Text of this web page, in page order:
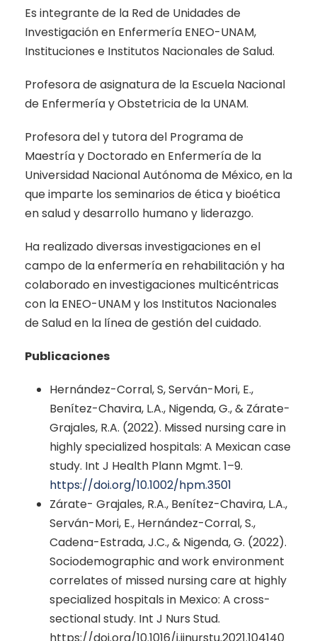
Es integrante de la Red de Unidades de
Investigación en Enfermería ENEO-UNAM,
Instituciones e Institutos Nacionales de Salud.
Profesora de asignatura de la Escuela Nacional
de Enfermería y Obstetricia de la UNAM.
Profesora del y tutora del Programa de
Maestría y Doctorado en Enfermería de la
Universidad Nacional Autónoma de México, en la
que imparte los seminarios de ética y bioética
en salud y desarrollo humano y liderazgo.
Ha realizado diversas investigaciones en el
campo de la enfermería en rehabilitación y ha
colaborado en investigaciones multicéntricas
con la ENEO-UNAM y los Institutos Nacionales
de Salud en la línea de gestión del cuidado.
Publicaciones
Hernández-Corral, S, Serván-Mori, E.,
Benítez-Chavira, L.A., Nigenda, G., & Zárate-
Grajales, R.A. (2022). Missed nursing care in
highly specialized hospitals: A Mexican case
study. Int J Health Plann Mgmt. 1–9.
https://doi.org/10.1002/hpm.3501
Zárate- Grajales, R.A., Benítez-Chavira, L.A.,
Serván-Mori, E., Hernández-Corral, S.,
Cadena-Estrada, J.C., & Nigenda, G. (2022).
Sociodemographic and work environment
correlates of missed nursing care at highly
specialized hospitals in Mexico: A cross-
sectional study. Int J Nurs Stud.